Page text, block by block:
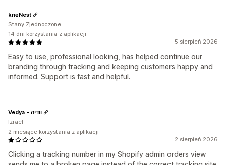
5 sierpień 2026
Easy to use, professional looking, has helped continue our
branding through tracking and keeping customers happy and
informed. Support is fast and helpful.
knēNest
Stany Zjednoczone
14 dni korzystania z aplikacji
2 sierpień 2026
Clicking a tracking number in my Shopify admin orders view
Vedya - וודיה
Izrael
2 miesiące korzystania z aplikacji